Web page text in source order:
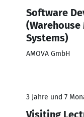
Software
Systems)
AMOVA GmbH
3 Jahre und 7
Visiting